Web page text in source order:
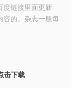
度链接里面更新
容的。杂志一般每
击下载